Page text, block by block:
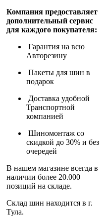
Компания предоставляет
дополнительный сервис
для каждого покупателя:
Гарантия на всю
Авторезину
Пакеты для шин в
подарок
Доставка удобной
Транспортной
компанией
Шиномонтаж со
скидкой до 30% и без
очередей
В нашем магазине всегда в
наличии более 20.000
позиций на складе.
Склад шин находится в г.
Тула.